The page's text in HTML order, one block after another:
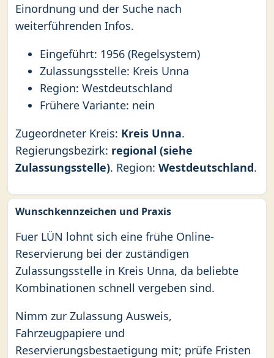
Einordnung und der Suche nach
weiterführenden Infos.
Eingeführt: 1956 (Regelsystem)
Zulassungsstelle: Kreis Unna
Region: Westdeutschland
Frühere Variante: nein
Zugeordneter Kreis: Kreis Unna.
Regierungsbezirk: regional (siehe
Zulassungsstelle). Region: Westdeutschland.
Wunschkennzeichen und Praxis
Fuer LÜN lohnt sich eine frühe Online-
Reservierung bei der zuständigen
Zulassungsstelle in Kreis Unna, da beliebte
Kombinationen schnell vergeben sind.
Nimm zur Zulassung Ausweis,
Fahrzeugpapiere und
Reservierungsbestaetigung mit; prüfe Fristen